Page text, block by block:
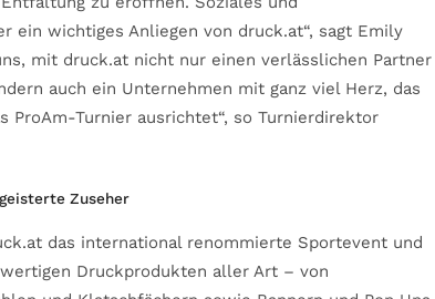
ein wichtiges Anliegen von druck.at“, sagt Emily
mit druck.at nicht nur einen verlässlichen Partner
auch ein Unternehmen mit ganz viel Herz, das
ProAm-Turnier ausrichtet“, so Turnierdirektor
Zuseher
das international renommierte Sportevent und
Druckprodukten aller Art – von